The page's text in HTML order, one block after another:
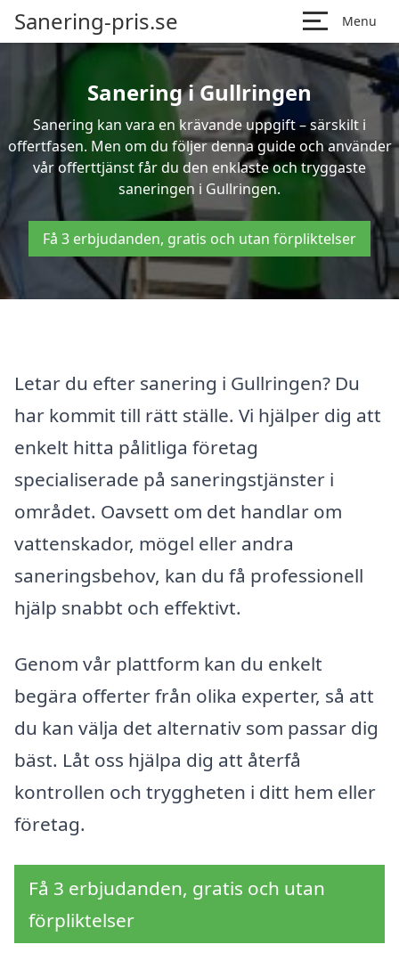
Sanering-pris.se Menu
Sanering i Gullringen
Sanering kan vara en krävande uppgift – särskilt i
offertfasen. Men om du följer denna guide och använder
vår offerttjänst får du den enklaste och tryggaste
saneringen i Gullringen.
Få 3 erbjudanden, gratis och utan förpliktelser
Letar du efter sanering i Gullringen? Du
har kommit till rätt ställe. Vi hjälper dig att
enkelt hitta pålitliga företag
specialiserade på saneringstjänster i
området. Oavsett om det handlar om
vattenskador, mögel eller andra
saneringsbehov, kan du få professionell
hjälp snabbt och effektivt.
Genom vår plattform kan du enkelt
begära offerter från olika experter, så att
du kan välja det alternativ som passar dig
bäst. Låt oss hjälpa dig att återfå
kontrollen och tryggheten i ditt hem eller
företag.
Få 3 erbjudanden, gratis och utan
förpliktelser